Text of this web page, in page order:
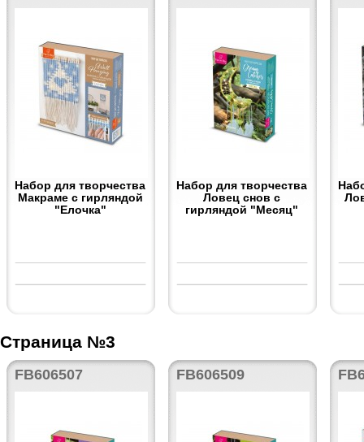
Набор для творчества
Макраме с гирляндой
"Елочка"
Набор для творчества
Ловец снов с
гирляндой "Месяц"
Страница №3
FB606507 FB606509